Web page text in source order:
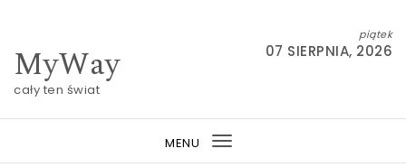
MyWay
cały ten świat
piątek
07 SIERPNIA, 2026
MENU
Toggle